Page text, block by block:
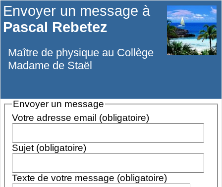
Envoyer un message à
Pascal Rebetez
Maître de physique au Collège
Madame de Staël
Envoyer un message
Votre adresse email (obligatoire)
Sujet (obligatoire)
Texte de votre message (obligatoire)